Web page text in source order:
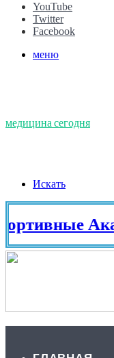
YouTube
Twitter
Facebook
меню
медицина сегодня
Искать